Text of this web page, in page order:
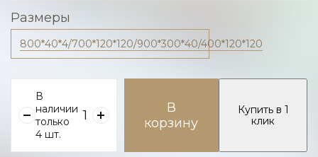
Размеры
800*40*4/700*120*120/900*300*40/400*120*120
В
наличии
только
4 шт.
В
корзину
Купить в 1
клик